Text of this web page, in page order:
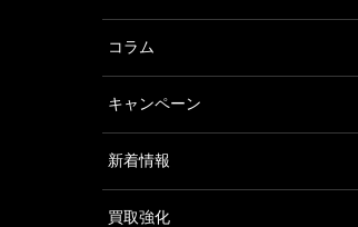
コラム
キャンペーン
新着情報
買取強化